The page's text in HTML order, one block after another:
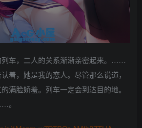
列车，二人的关系渐渐亲密起来。……
着，她是我的恋人。尽管那么说道，
满脸娇羞。列车一定会到达目的地。
。